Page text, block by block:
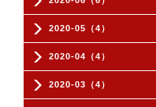
2020-05（4）
2020-04（4）
2020-03（4）